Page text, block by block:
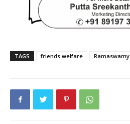
TAGS friends welfare Ramaswamy